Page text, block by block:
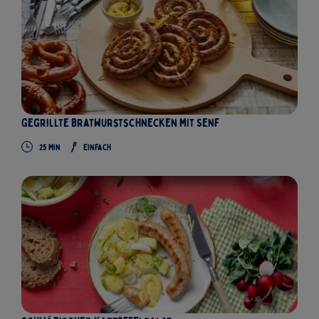
Gegrillte Bratwurstschnecken mit Senf
25Min Einfach